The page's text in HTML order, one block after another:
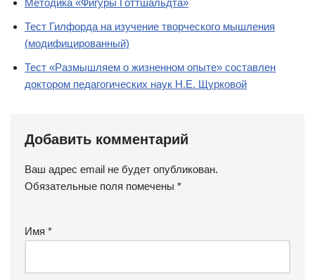
Методика «Фигуры Готтшальдта»
Тест Гилфорда на изучение творческого мышления
(модифицированный)
Тест «Размышляем о жизненном опыте» составлен
доктором педагогических наук Н.Е. Щурковой
Добавить комментарий
Ваш адрес email не будет опубликован.
Обязательные поля помечены *
Имя *